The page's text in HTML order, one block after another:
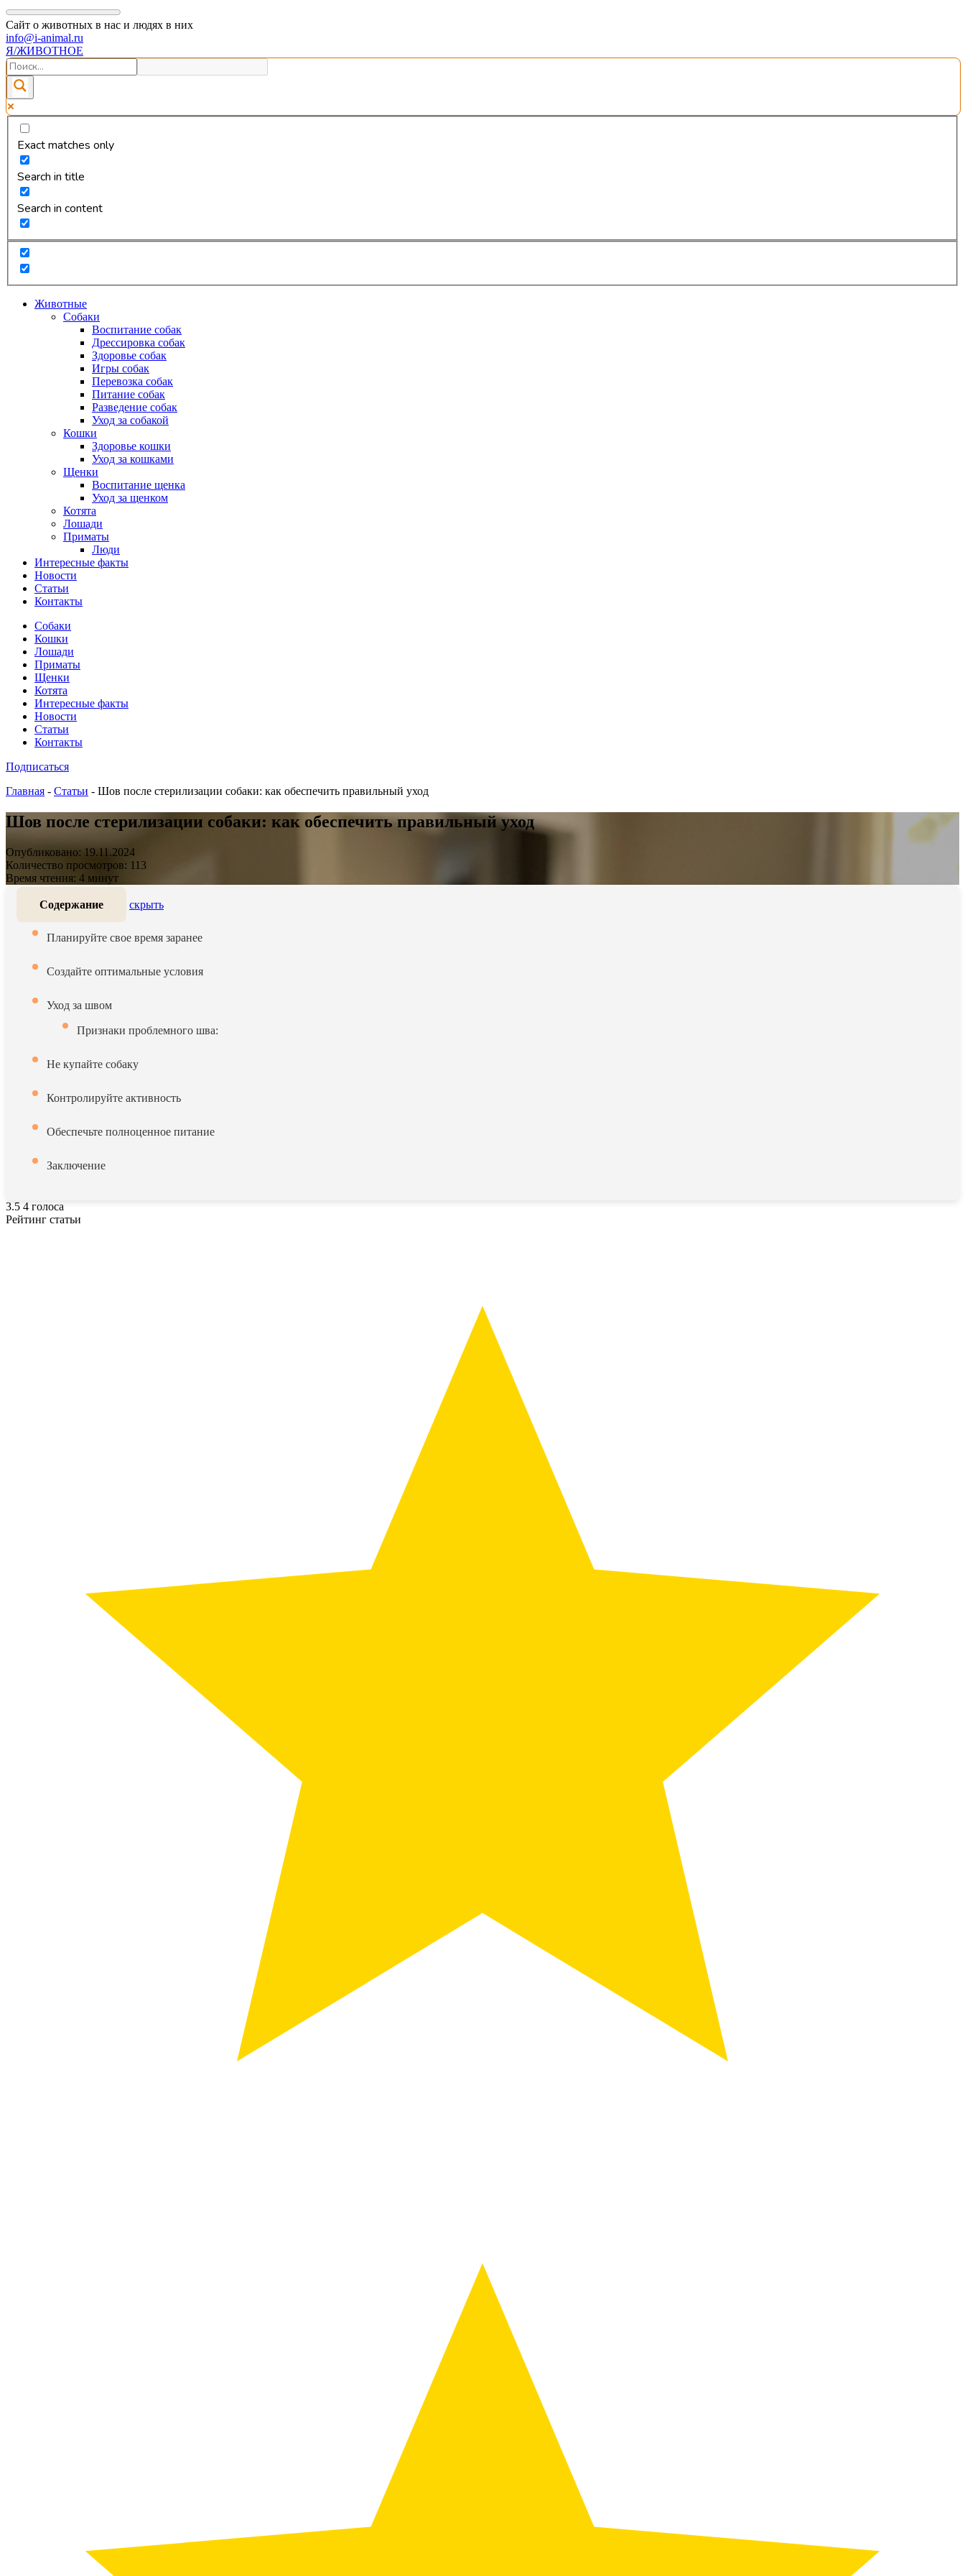
Сайт о животных в нас и людях в них
info@i-animal.ru
Я/ЖИВОТНОЕ
Exact matches only
Search in title
Search in content
Животные
Собаки
Воспитание собак
Дрессировка собак
Здоровье собак
Игры собак
Перевозка собак
Питание собак
Разведение собак
Уход за собакой
Кошки
Здоровье кошки
Уход за кошками
Щенки
Воспитание щенка
Уход за щенком
Котята
Лошади
Приматы
Люди
Интересные факты
Новости
Статьи
Контакты
Собаки
Кошки
Лошади
Приматы
Щенки
Котята
Интересные факты
Новости
Статьи
Контакты
Подписаться
Главная - Статьи - Шов после стерилизации собаки: как обеспечить правильный уход
Шов после стерилизации собаки: как обеспечить правильный уход
Опубликовано: 19.11.2024
Количество просмотров: 113
Время чтения: 4 минут
Содержание скрыть
Планируйте свое время заранее
Создайте оптимальные условия
Уход за швом
Признаки проблемного шва:
Не купайте собаку
Контролируйте активность
Обеспечьте полноценное питание
Заключение
3.5 4 голоса
Рейтинг статьи